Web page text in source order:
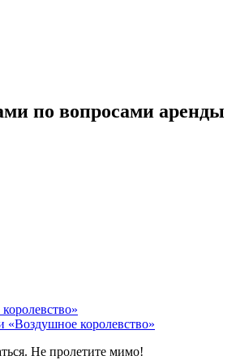
по вопросами аренды
королевство»
Не пролетите мимо!